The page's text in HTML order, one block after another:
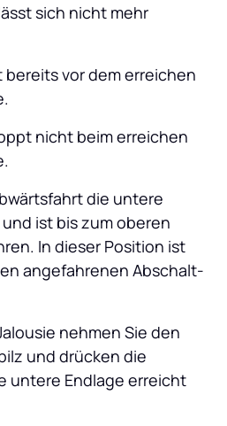
sich nicht mehr
vor dem erreichen
nicht beim erreichen
die untere
ist bis zum oberen
In dieser Position ist
angefahrenen Abschalt-
nehmen Sie den
und drücken die
untere Endlage erreicht